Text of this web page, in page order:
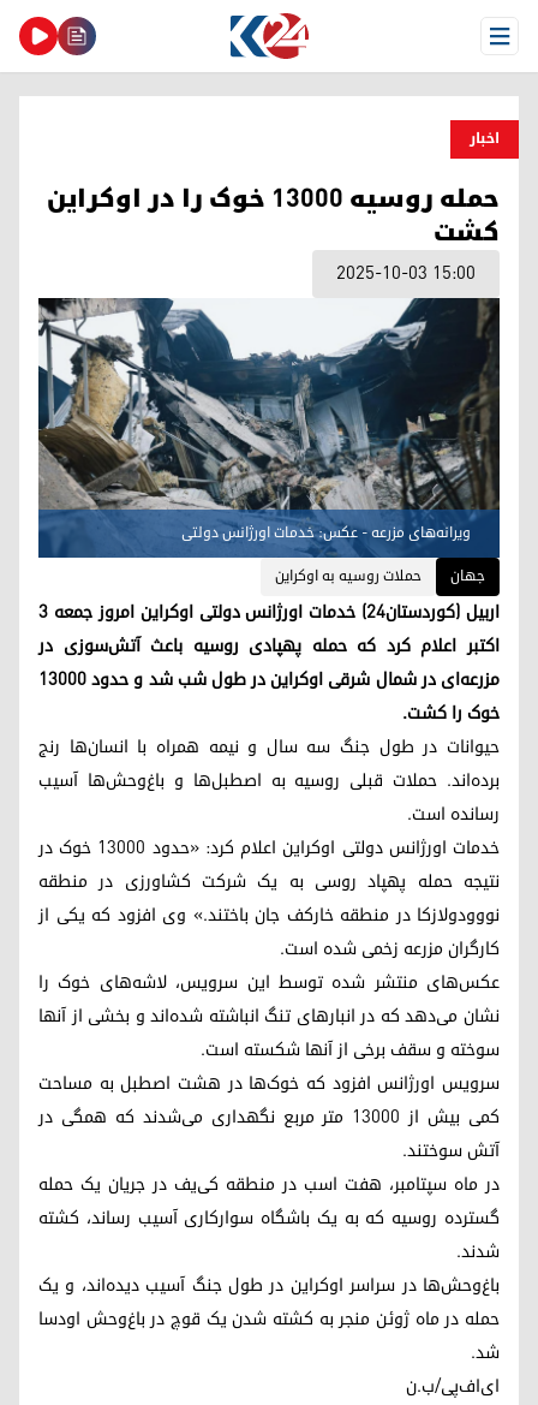
Open Menu
اخبار
حمله روسیه ۱۳۰۰۰ خوک را در اوکراین
کشت
2025-10-03 15:00
ویرانه‌های مزرعه - عکس: خدمات اورژانس دولتی
جهان
حملات روسیه به اوکراین
اربیل (کوردستان٢٤) خدمات اورژانس دولتی اوکراین امروز جمعه ۳
اکتبر اعلام کرد که حمله پهپادی روسیه باعث آتش‌سوزی در
مزرعه‌ای در شمال شرقی اوکراین در طول شب شد و حدود ۱۳۰۰۰
خوک را کشت.
حیوانات در طول جنگ سه سال و نیمه همراه با انسان‌ها رنج
برده‌اند. حملات قبلی روسیه به اصطبل‌ها و باغ‌وحش‌ها آسیب
رسانده است.
خدمات اورژانس دولتی اوکراین اعلام کرد: «حدود ۱۳۰۰۰ خوک در
نتیجه حمله پهپاد روسی به یک شرکت کشاورزی در منطقه
نووودولازکا در منطقه خارکف جان باختند.» وی افزود که یکی از
کارگران مزرعه زخمی شده است.
عکس‌های منتشر شده توسط این سرویس، لاشه‌های خوک را
نشان می‌دهد که در انبارهای تنگ انباشته شده‌اند و بخشی از آنها
سوخته و سقف برخی از آنها شکسته است.
سرویس اورژانس افزود که خوک‌ها در هشت اصطبل به مساحت
کمی بیش از ۱۳۰۰۰ متر مربع نگهداری می‌شدند که همگی در
آتش سوختند.
در ماه سپتامبر، هفت اسب در منطقه کی‌یف در جریان یک حمله
گسترده روسیه که به یک باشگاه سوارکاری آسیب رساند، کشته
شدند.
باغ‌وحش‌ها در سراسر اوکراین در طول جنگ آسیب دیده‌اند، و یک
حمله در ماه ژوئن منجر به کشته شدن یک قوچ در باغ‌وحش اودسا
شد.
ای‌اف‌پی‌/ب.ن